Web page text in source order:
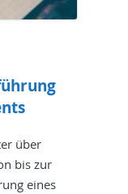
über
bis zur
eines